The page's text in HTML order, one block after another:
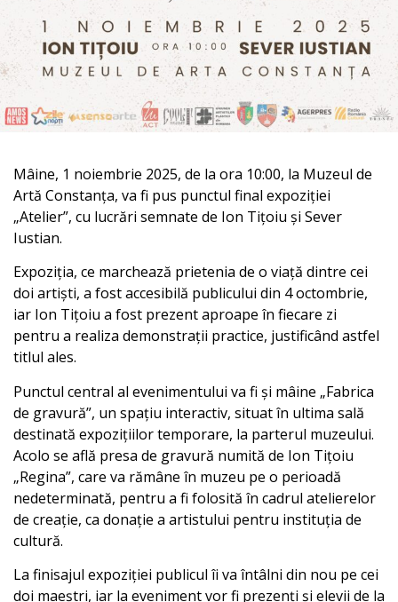
Mâine, 1 noiembrie 2025, de la ora 10:00, la Muzeul de
Artă Constanța, va fi pus punctul final expoziției
„Atelier”, cu lucrări semnate de Ion Tițoiu și Sever
Iustian.
Expoziția, ce marchează prietenia de o viață dintre cei
doi artiști, a fost accesibilă publicului din 4 octombrie,
iar Ion Tițoiu a fost prezent aproape în fiecare zi
pentru a realiza demonstrații practice, justificând astfel
titlul ales.
Punctul central al evenimentului va fi și mâine „Fabrica
de gravură”, un spațiu interactiv, situat în ultima sală
destinată expozițiilor temporare, la parterul muzeului.
Acolo se află presa de gravură numită de Ion Tițoiu
„Regina”, care va rămâne în muzeu pe o perioadă
nedeterminată, pentru a fi folosită în cadrul atelierelor
de creație, ca donație a artistului pentru instituția de
cultură.
La finisajul expoziției publicul îi va întâlni din nou pe cei
doi maeștri, iar la eveniment vor fi prezenți și elevii de la